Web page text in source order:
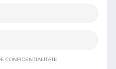
CONFIDENȚIALITATE